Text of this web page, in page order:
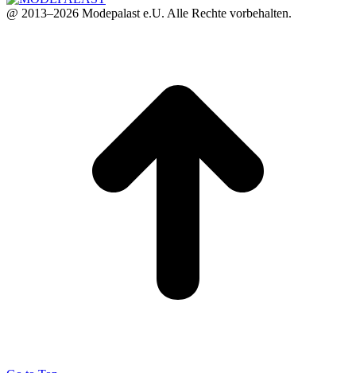
@ 2013–2026 Modepalast e.U. Alle Rechte vorbehalten.